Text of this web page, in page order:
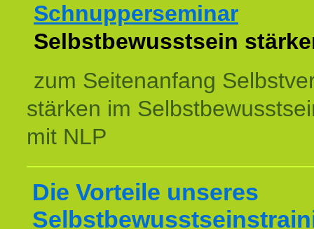
Schnupperseminar
Selbstbewusstsein
zum Seitenanfang
stärken im
mit NLP
Die Vorteile unseres